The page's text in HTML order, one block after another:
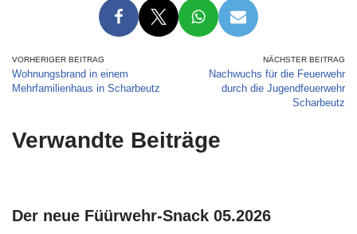
VORHERIGER BEITRAG
Wohnungsbrand in einem
Mehrfamilienhaus in Scharbeutz
NÄCHSTER BEITRAG
Nachwuchs für die Feuerwehr
durch die Jugendfeuerwehr
Scharbeutz
Verwandte Beiträge
Der neue Füürwehr-Snack 05.2026